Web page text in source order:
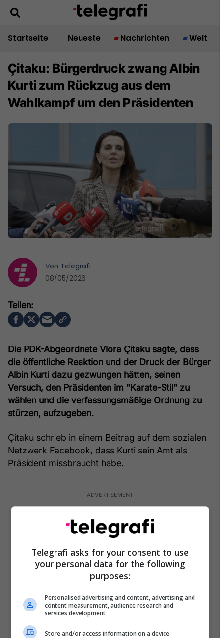
Startseite Neueste Nachrichten Welt
Çitaku: Bürgerdruck zwang Albin
Kurti zum Rückzug aus dem
Wahlkampf um den Präsidenten
Die PDK-Abgeordnete Vlora Çitaku sagte, dass
die öffentliche Reaktion und der Druck der Bürger
Albin Kurti dazu gezwungen hätten, seinen
Versuch, den Präsidenten im "Karate-Stil" zu
wählen und die verfassungsmäßige Ordnung zu
stürzen, aufzugeben.
Çitaku schrieb in einem Beitrag auf dem sozialen
Netzwerk Facebook, dass Kurti sein Amt als
Präsident missbraucht habe.
Von Telegrafi
08/05/2026
Telegrafi asks for your consent to use
your personal data for the following
purposes:
Personalised advertising and content, advertising and
content measurement, audience research and
services development
Store and/or access information on a device